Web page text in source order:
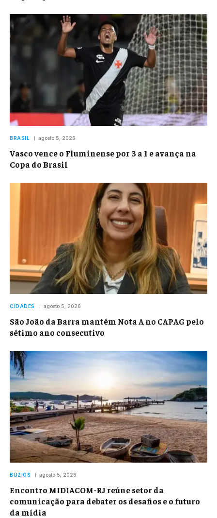
BRASIL agosto 5, 2026
Vasco vence o Fluminense por 3 a 1 e avança na
Copa do Brasil
CIDADES agosto 5, 2026
São João da Barra mantém Nota A no CAPAG pelo
sétimo ano consecutivo
BÚZIOS agosto 5, 2026
Encontro MIDIACOM-RJ reúne setor da
comunicação para debater os desafios e o futuro
da mídia